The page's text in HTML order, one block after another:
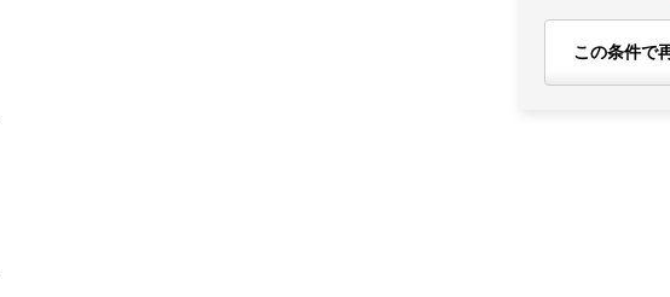
この条件で